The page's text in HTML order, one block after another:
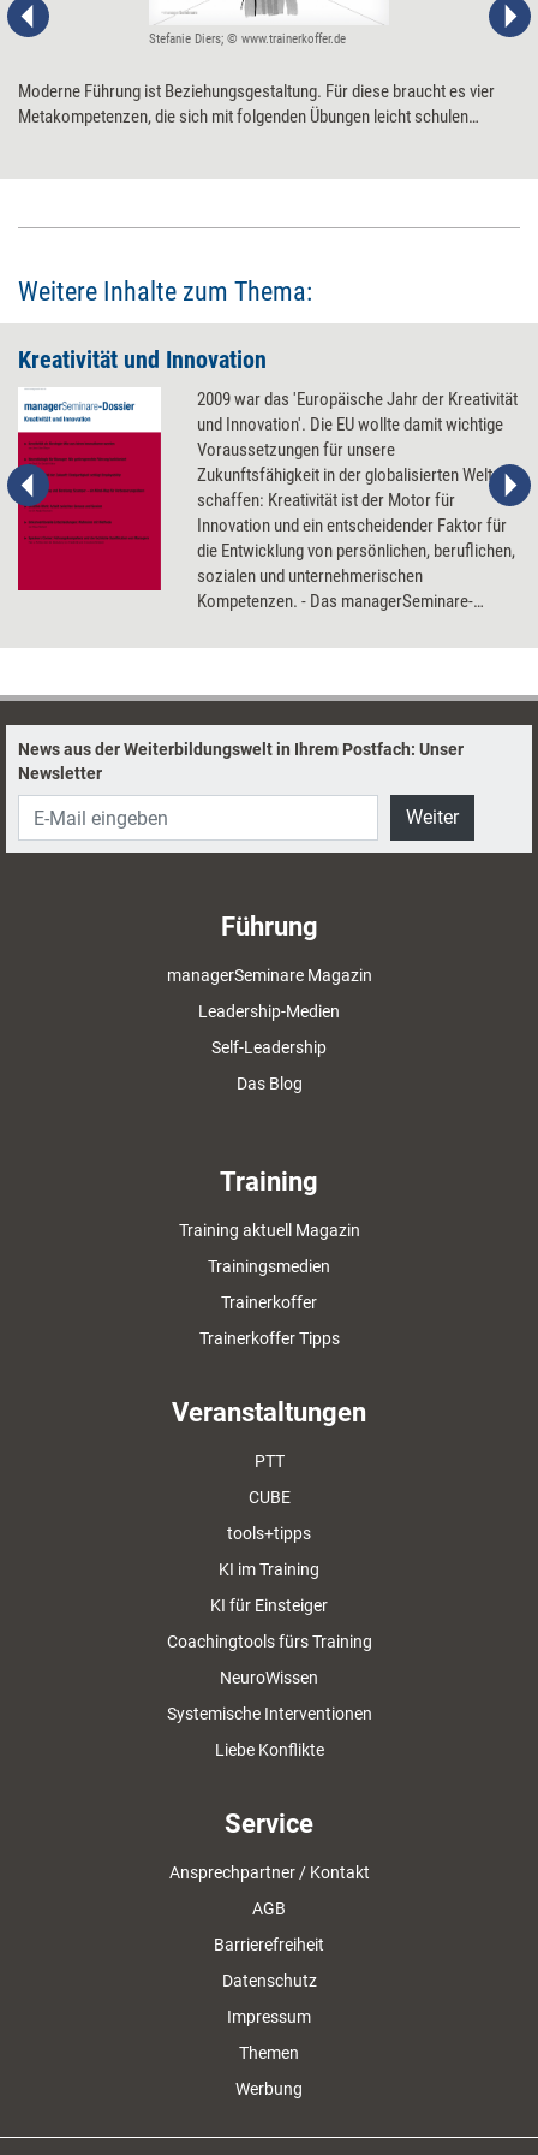
Stefanie Diers; © www.trainerkoffer.de
Moderne Führung ist Beziehungsgestaltung. Für diese braucht es vier
Metakompetenzen, die sich mit ­folgenden Übungen leicht schulen
Weitere Inhalte zum Thema:
Kreativität und Innovation
2009 war das 'Europäische Jahr der Kreativität
und Innovation'. Die EU wollte damit wichtige
Voraussetzungen für unsere
Zukunftsfähigkeit in der globalisierten Welt
schaffen: Kreativität ist der Motor für
Innovation und ein entscheidender Faktor für
die Entwicklung von persönlichen, beruflichen,
sozialen und unternehmerischen
Kompetenzen. - Das managerSeminare-
über Kreativität als Strategie, Neurobiologie
mit Methode.
News aus der Weiterbildungswelt in Ihrem Postfach: Unser
Newsletter
Weiter
Führung
managerSeminare Magazin
Leadership-Medien
Self-Leadership
Das Blog
Training
Training aktuell Magazin
Trainingsmedien
Trainerkoffer
Trainerkoffer Tipps
Veranstaltungen
PTT
CUBE
tools+tipps
KI im Training
KI für Einsteiger
Coachingtools fürs Training
NeuroWissen
Systemische Interventionen
Liebe Konflikte
Service
Ansprechpartner / Kontakt
AGB
Barrierefreiheit
Datenschutz
Impressum
Themen
Werbung